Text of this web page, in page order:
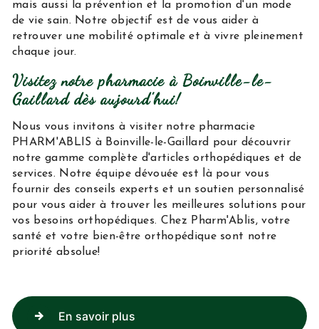
mais aussi la prévention et la promotion d'un mode
de vie sain. Notre objectif est de vous aider à
retrouver une mobilité optimale et à vivre pleinement
chaque jour.
Visitez notre pharmacie à Boinville-le-
Gaillard dès aujourd'hui!
Nous vous invitons à visiter notre pharmacie
PHARM'ABLIS à Boinville-le-Gaillard pour découvrir
notre gamme complète d'articles orthopédiques et de
services. Notre équipe dévouée est là pour vous
fournir des conseils experts et un soutien personnalisé
pour vous aider à trouver les meilleures solutions pour
vos besoins orthopédiques. Chez Pharm'Ablis, votre
santé et votre bien-être orthopédique sont notre
priorité absolue!
En savoir plus